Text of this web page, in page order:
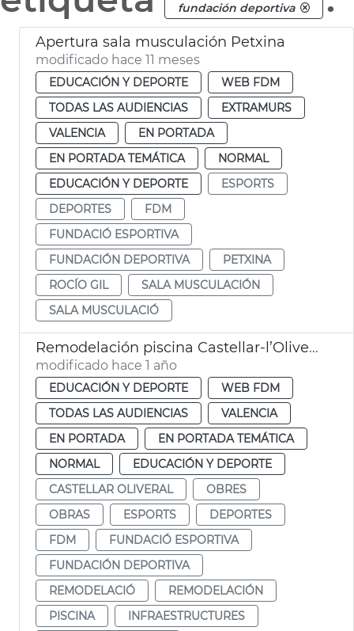
fundación deportiva
Apertura sala musculación Petxina
modificado hace 11 meses
EDUCACIÓN Y DEPORTE
WEB FDM
TODAS LAS AUDIENCIAS
EXTRAMURS
VALENCIA
EN PORTADA
EN PORTADA TEMÁTICA
NORMAL
EDUCACIÓN Y DEPORTE
ESPORTS
DEPORTES
FDM
FUNDACIÓ ESPORTIVA
FUNDACIÓN DEPORTIVA
PETXINA
ROCÍO GIL
SALA MUSCULACIÓN
SALA MUSCULACIÓ
Remodelación piscina Castellar-l’Oliveral
modificado hace 1 año
EDUCACIÓN Y DEPORTE
WEB FDM
TODAS LAS AUDIENCIAS
VALENCIA
EN PORTADA
EN PORTADA TEMÁTICA
NORMAL
EDUCACIÓN Y DEPORTE
CASTELLAR OLIVERAL
OBRES
OBRAS
ESPORTS
DEPORTES
FDM
FUNDACIÓ ESPORTIVA
FUNDACIÓN DEPORTIVA
REMODELACIÓ
REMODELACIÓN
PISCINA
INFRAESTRUCTURES